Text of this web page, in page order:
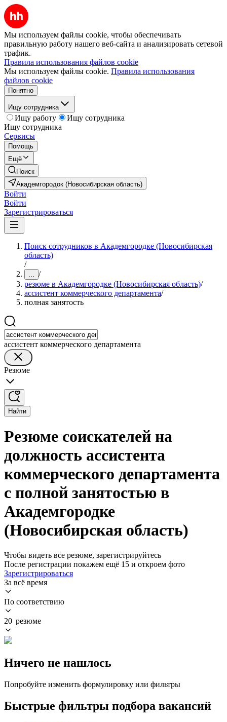
Мы используем файлы cookie, чтобы обеспечивать
правильную работу нашего веб-сайта и анализировать сетевой
трафик.
Правила использования файлов cookie
Мы используем файлы cookie. Правила использования
файлов cookie
Понятно
Ищу сотрудника
Ищу работу
Ищу сотрудника
Ищу сотрудника
Сервисы
Помощь
Ещё
Поиск
Академгородок (Новосибирская область)
Войти
Войти
Зарегистрироваться
Поиск сотрудников в Академгородке (Новосибирская
область)
/
... /
резюме в Академгородке (Новосибирская область)/
ассистент коммерческого департамента/
полная занятость
ассистент коммерческого департамента
Резюме
Найти
Резюме соискателей на
должность ассистента
коммерческого департамента
с полной занятостью в
Академгородке
(Новосибирская область)
Чтобы видеть все резюме, зарегистрируйтесь
После регистрации покажем ещё 15 и откроем фото
Зарегистрироваться
За всё время
По соответствию
20 резюме
Ничего не нашлось
Попробуйте изменить формулировку или фильтры
Быстрые фильтры подбора вакансий